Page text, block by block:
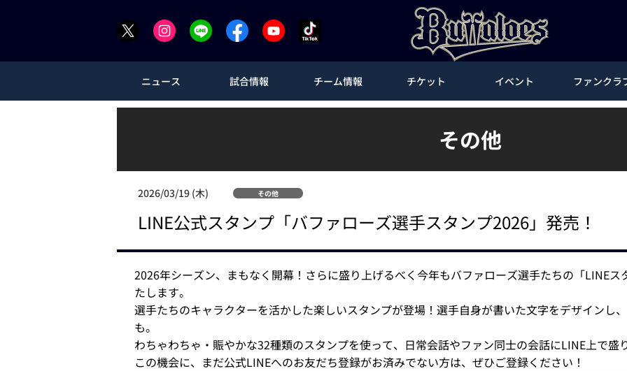
ニュース 試合情報 チーム情報 チケット イベント ファンクラ
その他
2026/03/19 (木) その他
LINE公式スタンプ「バファローズ選手スタンプ2026」発売！
2026年シーズン、まもなく開幕！さらに盛り上げるべく今年もバファローズ選手たちの「LINE
たします。
選手たちのキャラクターを活かした楽しいスタンプが登場！選手自身が書いた文字をデザインし
も。
わちゃわちゃ・賑やかな32種類のスタンプを使って、日常会話やファン同士の会話にLINE上で盛
この機会に、まだ公式LINEへのお友だち登録がお済みでない方は、ぜひご登録ください！